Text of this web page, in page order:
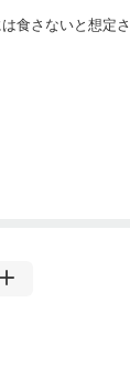
食さないと想定